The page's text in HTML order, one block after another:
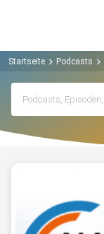
Startseite Podcasts